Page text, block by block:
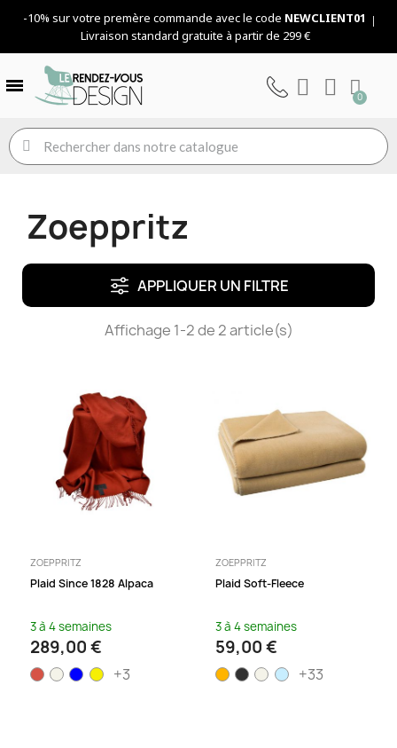
-10% sur votre premère commande avec le code NEWCLIENT01
Livraison standard gratuite à partir de 299 €
Zoeppritz
APPLIQUER UN FILTRE
Affichage 1-2 de 2 article(s)
ZOEPPRITZ
Plaid Since 1828 Alpaca
3 à 4 semaines
289,00 €
+3
ZOEPPRITZ
Plaid Soft-Fleece
3 à 4 semaines
59,00 €
+33